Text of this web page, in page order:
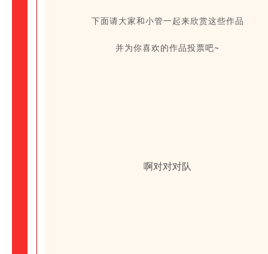
下面请大家和小管一起来欣赏这些作品
并为你喜欢的作品投票吧~
啊对对对队